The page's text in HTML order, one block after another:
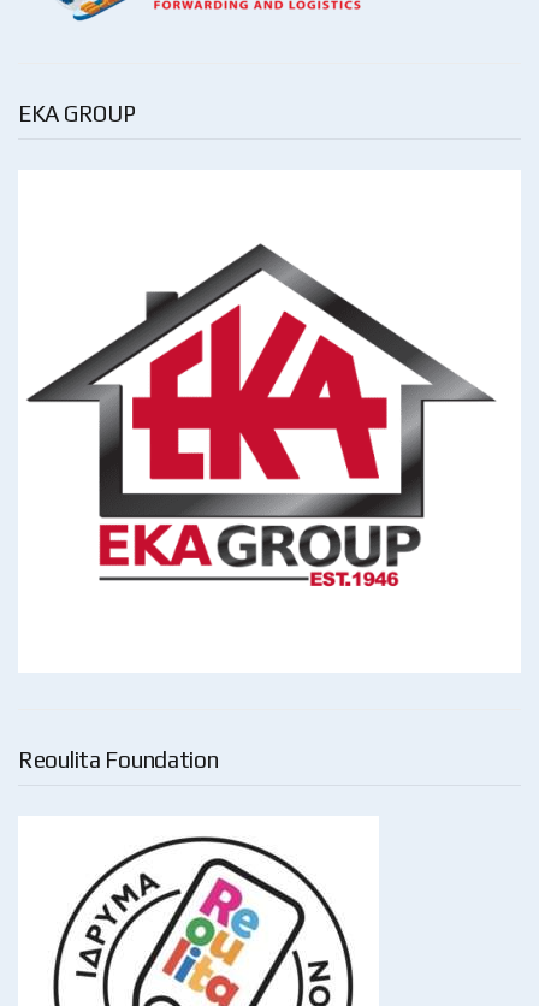
EKA GROUP
Reoulita Foundation